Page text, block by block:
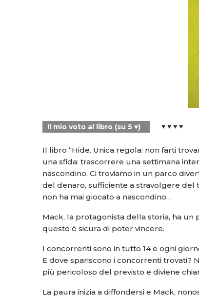
Il mio voto al libro (su 5 ♥) ♥ ♥ ♥ ♥
Il libro “Hide. Unica regola: non farti
una sfida: trascorrere una settimana
nascondino. Ci troviamo in un parco
del denaro, sufficiente a stravolgere del
non ha mai giocato a nascondino…
Mack, la protagonista della storia, ha un
questo è sicura di poter vincere.
I concorrenti sono in tutto 14 e ogni
E dove spariscono i concorrenti trovati?
più pericoloso del previsto e diviene
La paura inizia a diffondersi e Mack,